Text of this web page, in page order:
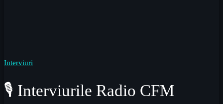
Interviuri
🎙 Interviurile Radio CFM